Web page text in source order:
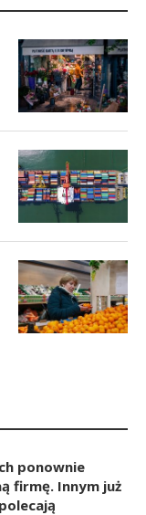
ponownie
firmę. Innym już